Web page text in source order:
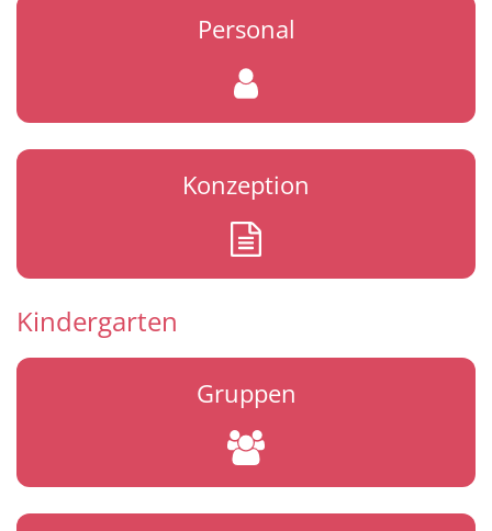
Personal
Konzeption
Kindergarten
Gruppen